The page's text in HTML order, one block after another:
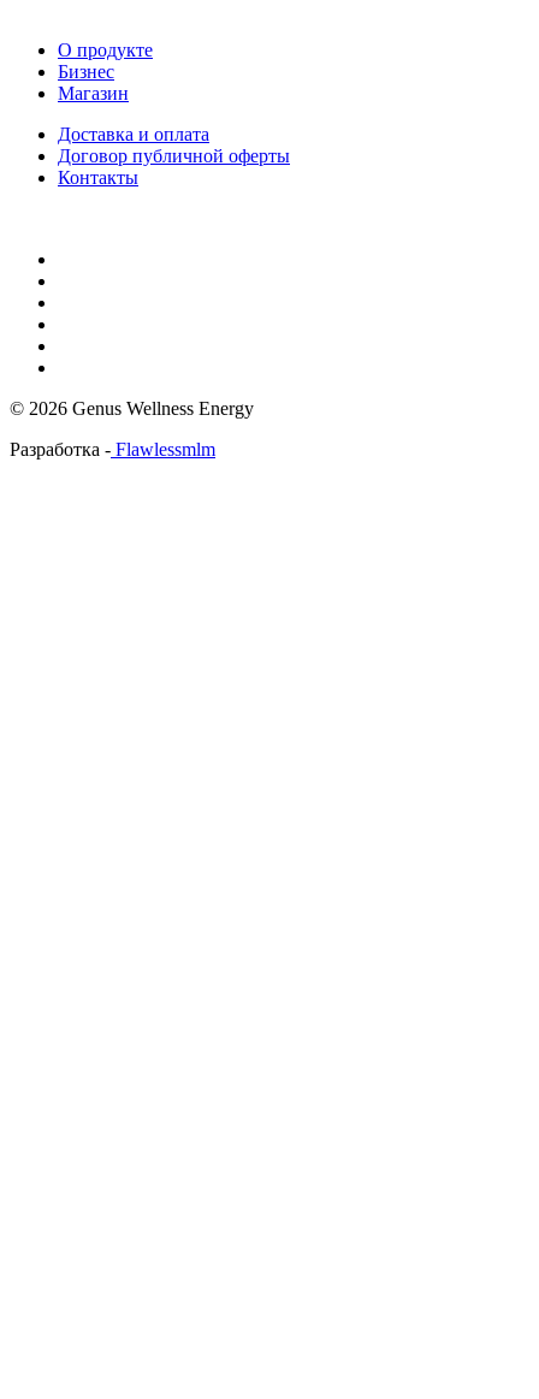
О продукте
Бизнес
Магазин
Доставка и оплата
Договор публичной оферты
Контакты
© 2026 Genus Wellness Energy
Разработка - Flawlessmlm